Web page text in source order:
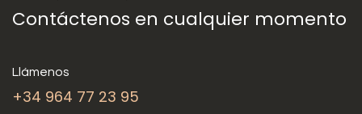
Contáctenos en cualquier momento
Llámenos
+34 964 77 23 95